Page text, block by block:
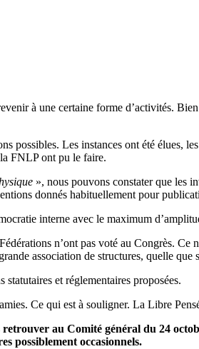
à une certaine forme d’activités.
possibles. Les instances ont été élues,
FNLP ont pu le faire.
», nous pouvons constater que les
donnés habituellement pour
interne avec le maximum
n’ont pas voté au Congrès. Ce
association de structures, quelle
et réglementaires proposées.
Ce qui est à souligner. La Libre
au Comité général du 24
possiblement occasionnels.